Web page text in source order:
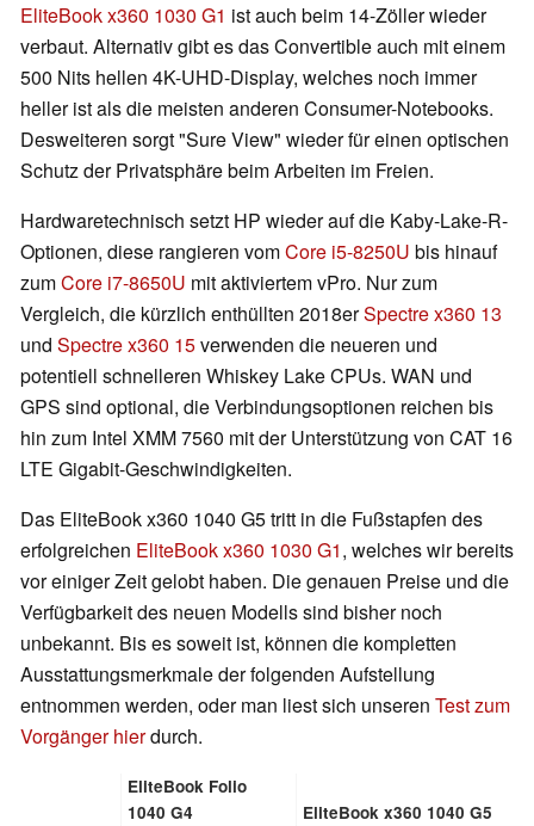
EliteBook x360 1030 G1 ist auch beim 14-Zöller wieder
verbaut. Alternativ gibt es das Convertible auch mit einem
500 Nits hellen 4K-UHD-Display, welches noch immer
heller ist als die meisten anderen Consumer-Notebooks.
Desweiteren sorgt "Sure View" wieder für einen optischen
Schutz der Privatsphäre beim Arbeiten im Freien.
Hardwaretechnisch setzt HP wieder auf die Kaby-Lake-R-
Optionen, diese rangieren vomCore i5-8250U bis hinauf
zumCore i7-8650U mit aktiviertem vPro. Nur zum
Vergleich, die kürzlich enthüllten 2018erSpectre x360 13
und Spectre x360 15verwenden die neueren und
potentiell schnelleren Whiskey Lake CPUs. WAN und
GPS sind optional, die Verbindungsoptionen reichen bis
hin zum Intel XMM 7560 mit der Unterstützung von CAT 16
LTE Gigabit-Geschwindigkeiten.
Das EliteBook x360 1040 G5 tritt in die Fußstapfen des
erfolgreichen EliteBook x360 1030 G1, welches wir bereits
vor einiger Zeit gelobt haben. Die genauen Preise und die
Verfügbarkeit des neuen Modells sind bisher noch
unbekannt. Bis es soweit ist, können die kompletten
Ausstattungsmerkmale der folgenden Aufstellung
entnommen werden, oder man liest sich unseren Test zum
Vorgänger hierdurch.
EliteBook Folio
1040 G4
EliteBook x360 1040 G5